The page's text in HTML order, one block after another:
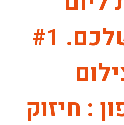
הגיבוש שלכם. #1
: חיזוק